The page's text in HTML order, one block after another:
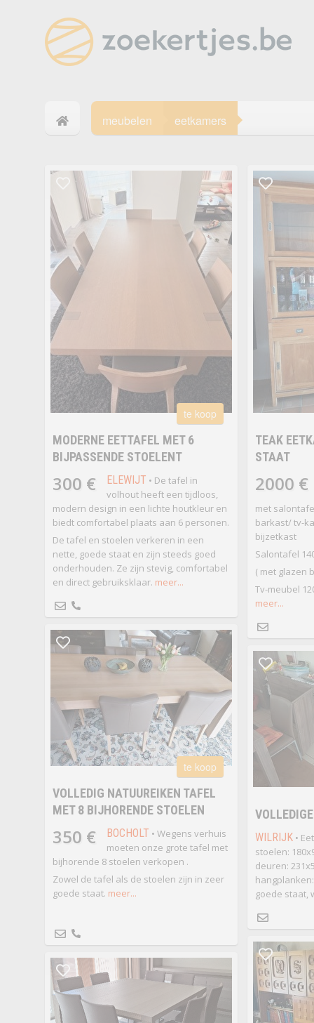
meubelen eetkamers
te koop
MODERNE EETTAFEL MET 6
BIJPASSENDE STOELENT
300 € ELEWIJT • De tafel in
volhout heeft een tijdloos,
modern design in een lichte houtkleur en
biedt comfortabel plaats aan 6 personen.
De tafel en stoelen verkeren in een
nette, goede staat en zijn steeds goed
onderhouden. Ze zijn stevig, comfortabel
en direct gebruiksklaar. meer...
TEAK
STAAT
2000 €
met
barkast/ tv-
bijzetkast
Salontafel
( met glazen
Tv-meubel
meer...
te koop
VOLLEDIG NATUUREIKEN TAFEL
MET 8 BIJHORENDE STOELEN
350 € BOCHOLT • Wegens verhuis
moeten onze grote tafel met
bijhorende 8 stoelen verkopen .
Zowel de tafel als de stoelen zijn in zeer
goede staat. meer...
WILRIJK•
stoelen:
deuren:
goede staat,